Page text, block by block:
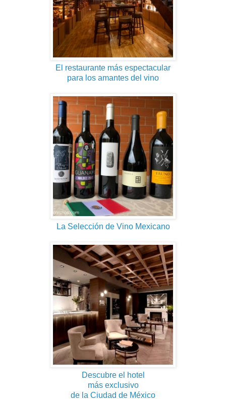
El restaurante más espectacular
para los amantes del vino
La Selección de Vino Mexicano
Descubre el hotel
más exclusivo
de la Ciudad de México